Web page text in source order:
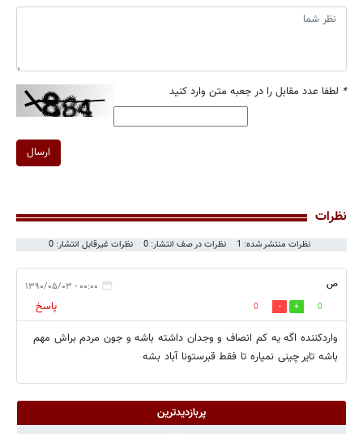
* لطفا عدد مقابل را در جعبه متن وارد کنید
ارسال
نظرات
نظرات منتشر شده: 1 نظرات در صف انتشار: 0 نظرات غیرقابل انتشار: 0
ص ۰۰:۰۰ - ۱۳۹۰/۰۵/۰۳
0
0
پاسخ
واردکننده اگه یه کم انصاف و وجدان داشته باشه و جون مردم براش مهم
باشه تایر چینی نمیاره تا فقط قبرستونا آباد بشه
پربازدیدترین